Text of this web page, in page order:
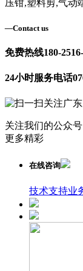
压钳,塑料剪,气动
—Contact us
免费热线180-
24小时服务电话
关注我们的公众号
更多精彩
在线咨询
技术支持业